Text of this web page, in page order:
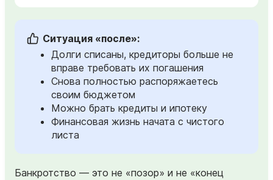
Ситуация «после»:
Долги списаны, кредиторы больше не
вправе требовать их погашения
Снова полностью распоряжаетесь
своим бюджетом
Можно брать кредиты и ипотеку
Финансовая жизнь начата с чистого
листа
Банкротство — это не «позор» и не «конец